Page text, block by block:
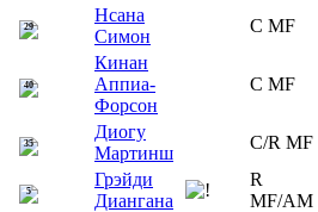
29
Нсана
Симон
C MF
40
Кинан
Аппиа-
Форсон
C MF
35
Диогу
Мартинш
C/R MF
5
Грэйди
Диангана
R
MF/AM